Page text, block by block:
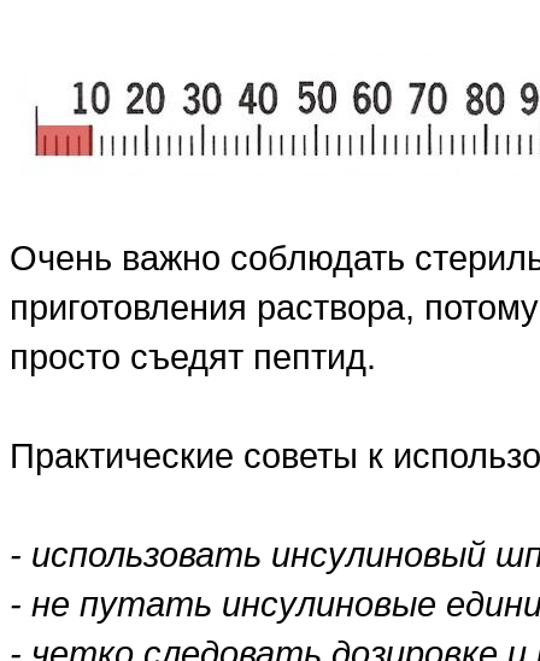
Очень важно соблюдать
приготовления раствора,
просто съедят пептид.
Практические советы к
- использовать инсулиновый
- не путать инсулиновые
- четко следовать дозировке